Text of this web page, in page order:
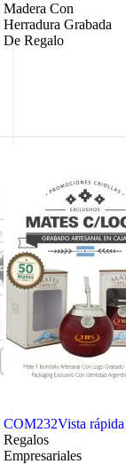
Madera Con
Herradura Grabada
De Regalo
COM232Vista rápida
Regalos
Empresariales